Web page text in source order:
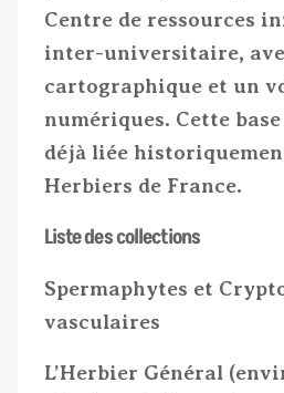
Centre de ressources
inter-universitaire,
cartographique et un
numériques. Cette
déjà liée
Herbiers de France.
Liste des collections
Spermaphytes et
vasculaires
L’Herbier Général